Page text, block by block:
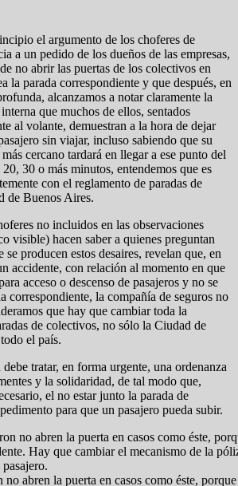
el argumento de los choferes de
a un pedido de los dueños de las empresas,
no abrir las puertas de los colectivos en
la parada correspondiente y que después, en
alcanzamos a notar claramente la
que muchos de ellos, sentados
al volante, demuestran a la hora de dejar
sin viajar, incluso sabiendo que su
cercano tardará en llegar a ese punto del
30 o más minutos, entendemos que es
con el reglamento de paradas de
de Buenos Aires.
no incluidos en las observaciones
visible) hacen saber a quienes preguntan
producen estos desaires, revelan que, en
accidente, con relación al momento en que
acceso o descenso de pasajeros y no se
correspondiente, la compañía de seguros no
que hay que cambiar toda la
de colectivos, no sólo la Ciudad de
el país.
tratar, en forma urgente, una ordenanza
y la solidaridad, de tal modo que,
el no estar junto la parada de
para que un pasajero pueda subir.
abren la puerta en casos como éste,